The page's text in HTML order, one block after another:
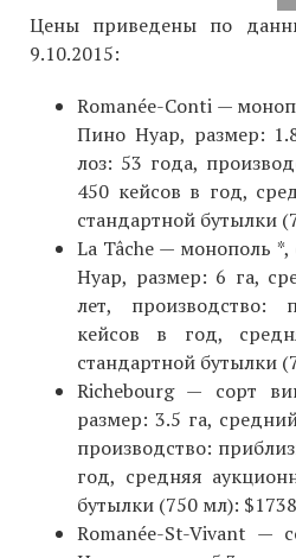
Цены приведены по
9.10.2015:
Romanée-Conti —
Пино Нуар, размер:
лоз: 53 года,
450 кейсов в год,
стандартной бутылки
La Tâche — монополь
Нуар, размер: 6 га,
лет, производство:
кейсов в год,
стандартной бутылки
Richebourg — сорт
размер: 3.5 га,
производство:
год, средняя
бутылки (750 мл): $1738
Romanée-St-Vivant —